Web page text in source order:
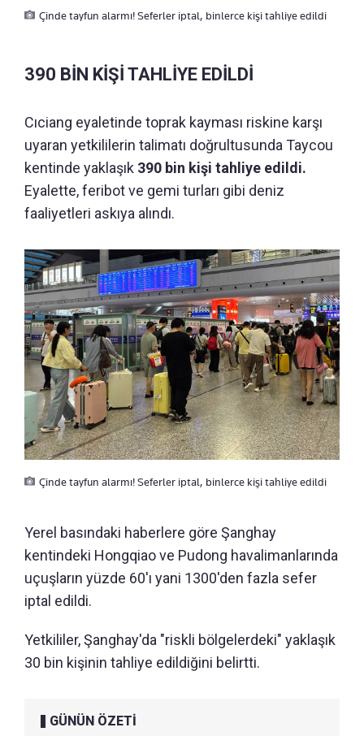
Çinde tayfun alarmı! Seferler iptal, binlerce kişi tahliye edildi
390 BİN KİŞİ TAHLİYE EDİLDİ
Cıciang eyaletinde toprak kayması riskine karşı
uyaran yetkililerin talimatı doğrultusunda Taycou
kentinde yaklaşık 390 bin kişi tahliye edildi.
Eyalette, feribot ve gemi turları gibi deniz
faaliyetleri askıya alındı.
Çinde tayfun alarmı! Seferler iptal, binlerce kişi tahliye edildi
Yerel basındaki haberlere göre Şanghay
kentindeki Hongqiao ve Pudong havalimanlarında
uçuşların yüzde 60'ı yani 1300'den fazla sefer
iptal edildi.
Yetkililer, Şanghay'da "riskli bölgelerdeki" yaklaşık
30 bin kişinin tahliye edildiğini belirtti.
GÜNÜN ÖZETİ